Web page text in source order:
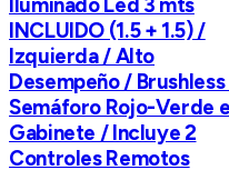
INCLUIDO (1.5 + 1.5) /
Izquierda / Alto
Desempeño /
Semáforo Rojo-Verde
Gabinete / Incluye 2
Controles Remotos